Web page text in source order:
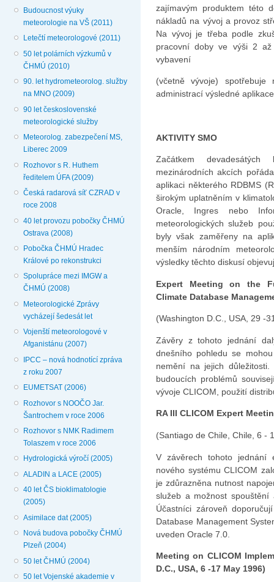
Budoucnost výuky
meteorologie na VŠ (2011)
Letečtí meteorologové (2011)
50 let polárních výzkumů v
ČHMÚ (2010)
90. let hydrometeorolog. služby
na MNO (2009)
90 let československé
meteorologické služby
Meteorolog. zabezpečení MS,
Liberec 2009
Rozhovor s R. Huthem
ředitelem ÚFA (2009)
Česká radarová síť CZRAD v
roce 2008
40 let provozu pobočky ČHMÚ
Ostrava (2008)
Pobočka ČHMÚ Hradec
Králové po rekonstrukci
Spolupráce mezi IMGW a
ČHMÚ (2008)
Meteorologické Zprávy
vycházejí šedesát let
Vojenští meteorologové v
Afganistánu (2007)
IPCC – nová hodnotící zpráva
z roku 2007
EUMETSAT (2006)
Rozhovor s NOOČO Jar.
Šantrochem v roce 2006
Rozhovor s NMK Radimem
Tolaszem v roce 2006
Hydrologická výročí (2005)
ALADIN a LACE (2005)
40 let ČS bioklimatologie
(2005)
Asimilace dat (2005)
Nová budova pobočky ČHMÚ
Plzeň (2004)
50 let ČHMÚ (2004)
50 let Vojenské akademie v
zajímavým produktem této
nákladů na vývoj a provoz
Na vývoj je třeba podle
pracovní doby ve výši 2
vybavení
(včetně vývoje)
administrací výsledné
AKTIVITY SMO
Začátkem
mezinárodních akcích
aplikaci některého RDBMS
širokým uplatněním v
Oracle, Ingres nebo
meteorologických služeb
byly však zaměřeny na
menším národním
výsledky těchto diskusí
Expert Meeting on the
Climate Database
(Washington D.C., USA, 29 -
Závěry z tohoto jednání
dnešního pohledu se
nemění na jejich
budoucích problémů
vývoje CLICOM, použití
RA III CLICOM Expert
(Santiago de Chile, Chile, 6 -
V závěrech tohoto jednání
nového systému CLICOM
je zdůrazněna nutnost
služeb a možnost spouštění
Účastníci zároveň
Database Management
uveden Oracle 7.0.
Meeting on CLICOM
D.C., USA, 6 -17 May 1996)